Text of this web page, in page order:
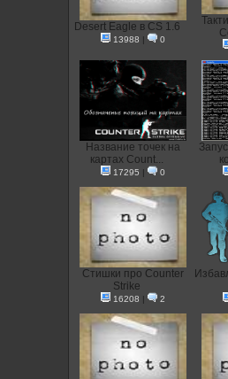
Desert Eagle в CS 1.6
13988 | 0
Название точек на
картах Count...
17295 | 0
Стишки про Counter
Strike
16208 | 2